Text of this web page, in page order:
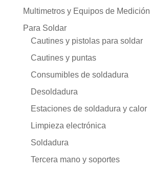
Multimetros y Equipos de Medición
Para Soldar
Cautines y pistolas para soldar
Cautines y puntas
Consumibles de soldadura
Desoldadura
Estaciones de soldadura y calor
Limpieza electrónica
Soldadura
Tercera mano y soportes